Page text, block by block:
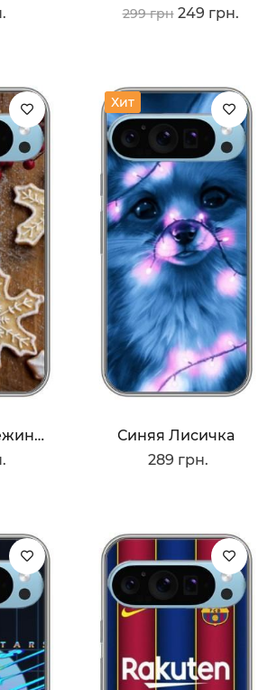
299 грн 249 грн.
Пряники Снежинки
Хит
Синяя Лисичка
289 грн.